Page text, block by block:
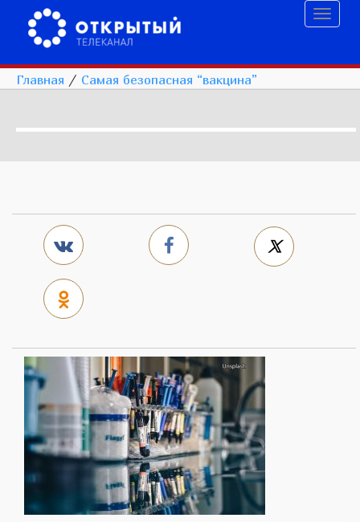
Главная / Самая безопасная “вакцина”